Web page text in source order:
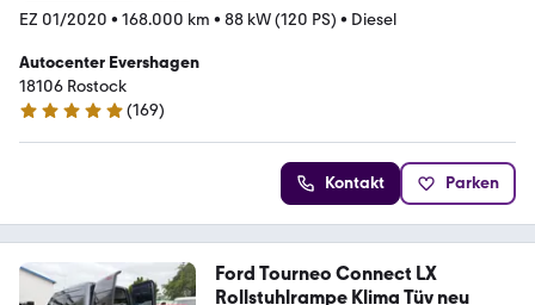
EZ 01/2020 • 168.000 km • 88 kW (120 PS) • Diesel
Autocenter Evershagen
18106 Rostock
4.9 Sterne
(169)
Kontakt Parken
Ford Tourneo Connect LX
Rollstuhlrampe Klima Tüv neu